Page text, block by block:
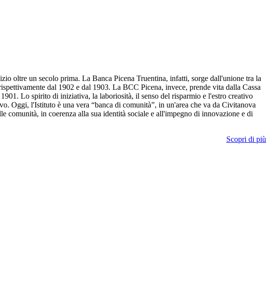
oltre un secolo prima. La Banca Picena Truentina, infatti, sorge dall'unione tra la
dal 1902 e dal 1903. La BCC Picena, invece, prende vita dalla Cassa
Lo spirito di iniziativa, la laboriosità, il senso del risparmio e l'estro creativo
Oggi, l'Istituto è una vera “banca di comunità”, in un'area che va da Civitanova
in coerenza alla sua identità sociale e all'impegno di innovazione e di
Scopri di più